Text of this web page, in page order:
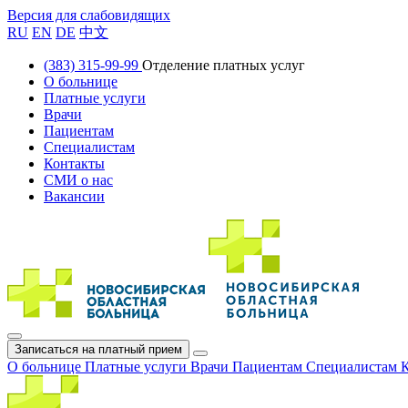
Версия для слабовидящих
RU EN DE 中文
(383) 315-99-99 Отделение платных услуг
О больнице
Платные услуги
Врачи
Пациентам
Специалистам
Контакты
СМИ о нас
Вакансии
Записаться на платный прием
О больнице Платные услуги Врачи Пациентам Специалистам